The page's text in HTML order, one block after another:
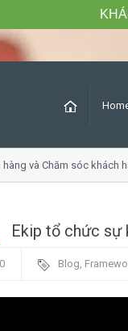
và Chăm sóc khách
Ekip tổ chức sự
0 Blog,